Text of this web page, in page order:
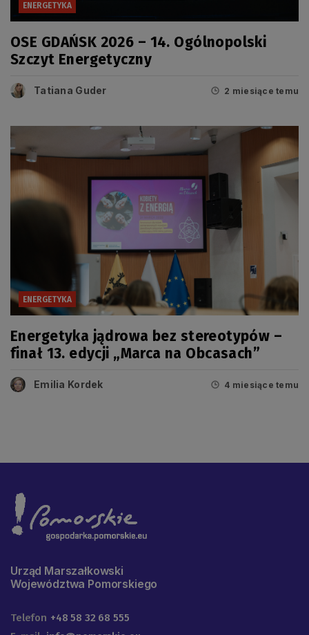
ENERGETYKA
OSE GDAŃSK 2026 – 14. Ogólnopolski
Szczyt Energetyczny
Tatiana Guder 2 miesiące temu
ENERGETYKA
Energetyka jądrowa bez stereotypów –
finał 13. edycji „Marca na Obcasach”
Emilia Kordek 4 miesiące temu
Urząd Marszałkowski
Województwa Pomorskiego
Telefon +48 58 32 68 555